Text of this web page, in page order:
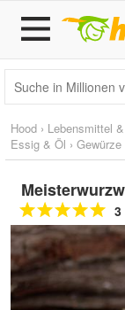
Hood › Lebensmittel
Essig & Öl › Gewürze
3